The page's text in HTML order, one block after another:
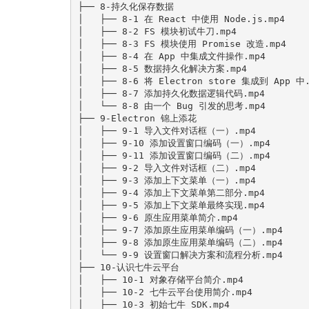
├── 8-持久化保存数据
│   ├── 8-1 在 React 中使用 Node.js.mp4
│   ├── 8-2 FS 模块初试牛刀.mp4
│   ├── 8-3 FS 模块使用 Promise 改造.mp4
│   ├── 8-4 在 App 中集成文件操作.mp4
│   ├── 8-5 数据持久化解决方案.mp4
│   ├── 8-6 将 Electron store 集成到 App 中
│   ├── 8-7 添加持久化数据逻辑代码.mp4
│   └── 8-8 由一个 Bug 引发的思考.mp4
├── 9-Electron 锦上添花
│   ├── 9-1 导入文件对话框（一）.mp4
│   ├── 9-10 添加设置窗口编码（一）.mp4
│   ├── 9-11 添加设置窗口编码（二）.mp4
│   ├── 9-2 导入文件对话框（二）.mp4
│   ├── 9-3 添加上下文菜单（一）.mp4
│   ├── 9-4 添加上下文菜单第二部分.mp4
│   ├── 9-5 添加上下文菜单最终实现.mp4
│   ├── 9-6 原生应用菜单简介.mp4
│   ├── 9-7 添加原生应用菜单编码（一）.mp4
│   ├── 9-8 添加原生应用菜单编码（二）.mp4
│   └── 9-9 设置窗口解决方案和流程分析.mp4
├── 10-认识七牛云平台
│   ├── 10-1 对象存储平台简介.mp4
│   ├── 10-2 七牛云平台使用简介.mp4
│   ├── 10-3 初始七牛 SDK.mp4